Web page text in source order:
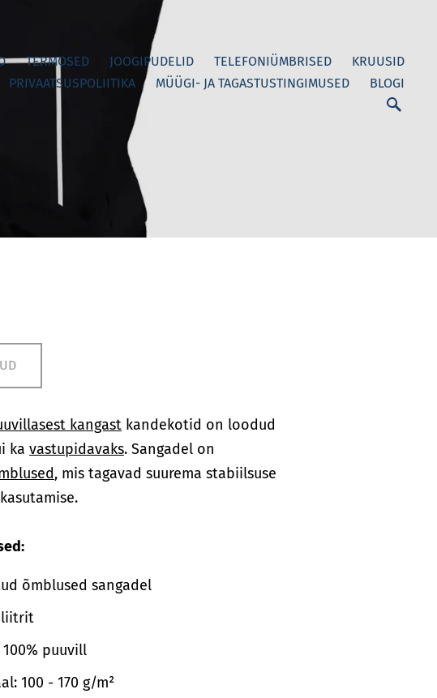
TERMOSED JOOGIPUDELID TELEFONIÜMBRISED
KRUUSID
PRIVAATSUSPOLIITIKA MÜÜGI- JA TAGASTUSTINGIMUSED BLOGI
kangast kandekotid on loodud
ka vastupidavaks. Sangadel on
, mis tagavad suurema stabiilsuse
õmblused sangadel
liitrit
puuvill
100 - 170 g/m²